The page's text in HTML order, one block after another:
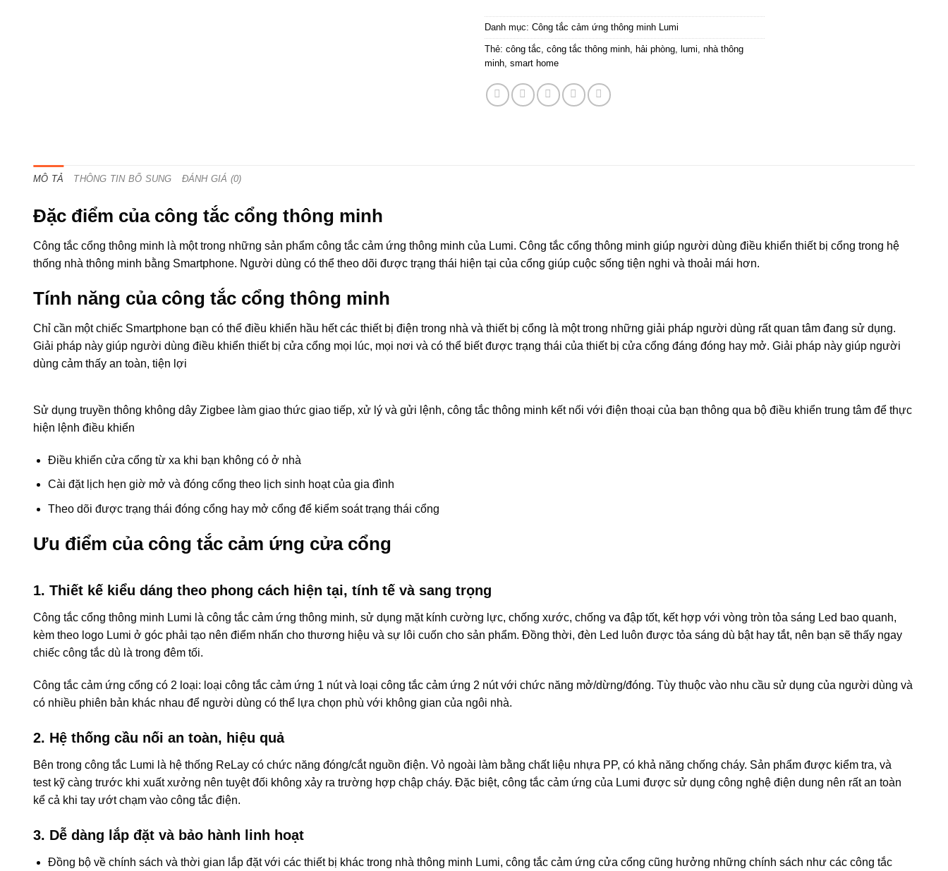
Danh mục: Công tắc cảm ứng thông minh Lumi
Thẻ: công tắc, công tắc thông minh, hải phòng, lumi, nhà thông
minh, smart home
MÔ TẢ THÔNG TIN BỔ SUNG ĐÁNH GIÁ (0)
Đặc điểm của công tắc cổng thông minh
Công tắc cổng thông minh là một trong những sản phẩm công tắc cảm ứng thông minh của Lumi. Công tắc cổng thông minh giúp người dùng điều khiển thiết bị cổng trong hệ
thống nhà thông minh bằng Smartphone. Người dùng có thể theo dõi được trạng thái hiện tại của cổng giúp cuộc sống tiện nghi và thoải mái hơn.
Tính năng của công tắc cổng thông minh
Chỉ cần một chiếc Smartphone bạn có thể điều khiển hầu hết các thiết bị điện trong nhà và thiết bị cổng là một trong những giải pháp người dùng rất quan tâm đang sử dụng.
Giải pháp này giúp người dùng điều khiển thiết bị cửa cổng mọi lúc, mọi nơi và có thể biết được trạng thái của thiết bị cửa cổng đáng đóng hay mở. Giải pháp này giúp người
dùng cảm thấy an toàn, tiện lợi
Sử dụng truyền thông không dây Zigbee làm giao thức giao tiếp, xử lý và gửi lệnh, công tắc thông minh kết nối với điện thoại của bạn thông qua bộ điều khiển trung tâm để thực
hiện lệnh điều khiển
Điều khiển cửa cổng từ xa khi bạn không có ở nhà
Cài đặt lịch hẹn giờ mở và đóng cổng theo lịch sinh hoạt của gia đình
Theo dõi được trạng thái đóng cổng hay mở cổng để kiểm soát trạng thái cổng
Ưu điểm của công tắc cảm ứng cửa cổng
1. Thiết kế kiểu dáng theo phong cách hiện tại, tính tế và sang trọng
Công tắc cổng thông minh Lumi là công tắc cảm ứng thông minh, sử dụng mặt kính cường lực, chống xước, chống va đập tốt, kết hợp với vòng tròn tỏa sáng Led bao quanh,
kèm theo logo Lumi ở góc phải tạo nên điểm nhấn cho thương hiệu và sự lôi cuốn cho sản phẩm. Đồng thời, đèn Led luôn được tỏa sáng dù bật hay tắt, nên bạn sẽ thấy ngay
chiếc công tắc dù là trong đêm tối.
Công tắc cảm ứng cổng có 2 loại: loại công tắc cảm ứng 1 nút và loại công tắc cảm ứng 2 nút với chức năng mở/dừng/đóng. Tùy thuộc vào nhu cầu sử dụng của người dùng và
có nhiều phiên bản khác nhau để người dùng có thể lựa chọn phù với không gian của ngôi nhà.
2. Hệ thống cầu nối an toàn, hiệu quả
Bên trong công tắc Lumi là hệ thống ReLay có chức năng đóng/cắt nguồn điện. Vỏ ngoài làm bằng chất liệu nhựa PP, có khả năng chống cháy. Sản phẩm được kiểm tra, và
test kỹ càng trước khi xuất xưởng nên tuyệt đối không xảy ra trường hợp chập cháy. Đặc biệt, công tắc cảm ứng của Lumi được sử dụng công nghệ điện dung nên rất an toàn
kể cả khi tay ướt chạm vào công tắc điện.
3. Dễ dàng lắp đặt và bảo hành linh hoạt
Đồng bộ về chính sách và thời gian lắp đặt với các thiết bị khác trong nhà thông minh Lumi, công tắc cảm ứng cửa cổng cũng hưởng những chính sách như các công tắc